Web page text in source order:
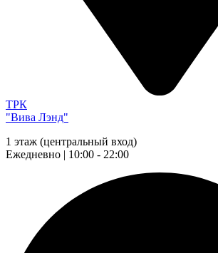
ТРК
"Вива Лэнд"
1 этаж (центральный вход)
Ежедневно | 10:00 - 22:00